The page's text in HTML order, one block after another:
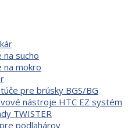
na sucho
na mokro
pre brúsky BGS/BG
nástroje HTC EZ systém
TWISTER
podlahárov